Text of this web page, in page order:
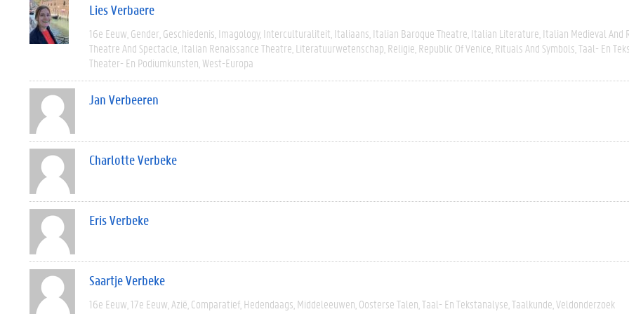
Lies Verbaere
16e Eeuw Gender Geschiedenis Imagology Interculturaliteit Italiaans Italian Baroque Theatre Italian Literature Italian Medieval And
Theatre And Spectacle Italian Renaissance Theatre Literatuurwetenschap Religie Republic Of Venice Rituals And Symbols Taal- En
Theater- En Podiumkunsten West-Europa
Jan Verbeeren
Charlotte Verbeke
Eris Verbeke
Saartje Verbeke
16e Eeuw 17e Eeuw Azië Comparatief Hedendaags Middeleeuwen Oosterse Talen Taal- En Tekstanalyse Taalkunde Veldonderzoek